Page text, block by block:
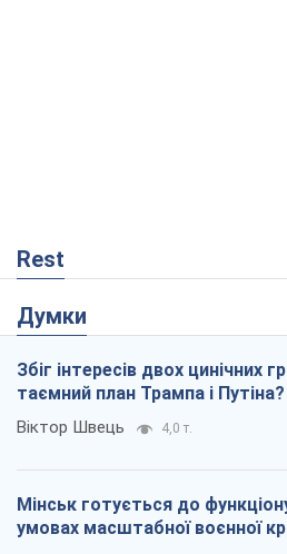
Rest
Думки
Збіг інтересів двох цинічних
таємний план Трампа і Путіна?
Віктор Швець 4,0 т.
Мінськ готується до
умовах масштабної воєнної